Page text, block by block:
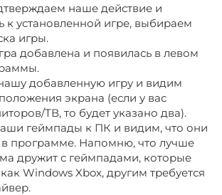
наше действие и
к установленной игре, выбираем
игры.
добавлена и появилась в левом
добавленную игру и видим
экрана (если у вас
ТВ, то будет указано два).
геймпады к ПК и видим, что они
программе. Напомню, что лучше
дружит с геймпадами, которые
Windows Xbox, другим требуется